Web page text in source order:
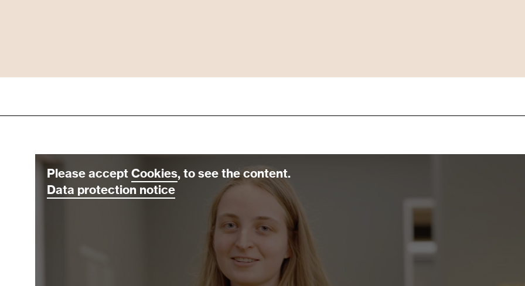
Please accept Cookies, to see the content.
Data protection notice